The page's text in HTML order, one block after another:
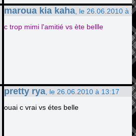
maroua kia kaha , le 26.06.2010 à
c trop mimi l'amitié vs ète bellle
pretty rya , le 26.06.2010 à 13:17
ouai c vrai vs étes belle